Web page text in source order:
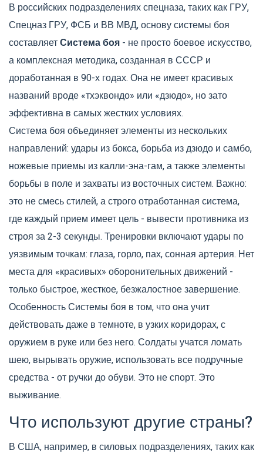
В российских подразделениях спецназа, таких как ГРУ,
Спецназ ГРУ, ФСБ и ВВ МВД, основу системы боя
составляетСистема боя - не просто боевое искусство,
а комплексная методика, созданная в СССР и
доработанная в 90-х годах. Она не имеет красивых
названий вроде «тхэквондо» или «дзюдо», но зато
эффективна в самых жестких условиях.
Система боя объединяет элементы из нескольких
направлений: удары из бокса, борьба из дзюдо и самбо,
ножевые приемы из калли-эна-гам, а также элементы
борьбы в поле и захваты из восточных систем. Важно:
это не смесь стилей, а строго отработанная система,
где каждый прием имеет цель - вывести противника из
строя за 2-3 секунды. Тренировки включают удары по
уязвимым точкам: глаза, горло, пах, сонная артерия. Нет
места для «красивых» оборонительных движений -
только быстрое, жесткое, безжалостное завершение.
Особенность Системы боя в том, что она учит
действовать даже в темноте, в узких коридорах, с
оружием в руке или без него. Солдаты учатся ломать
шею, вырывать оружие, использовать все подручные
средства - от ручки до обуви. Это не спорт. Это
выживание.
Что используют другие страны?
В США, например, в силовых подразделениях, таких как